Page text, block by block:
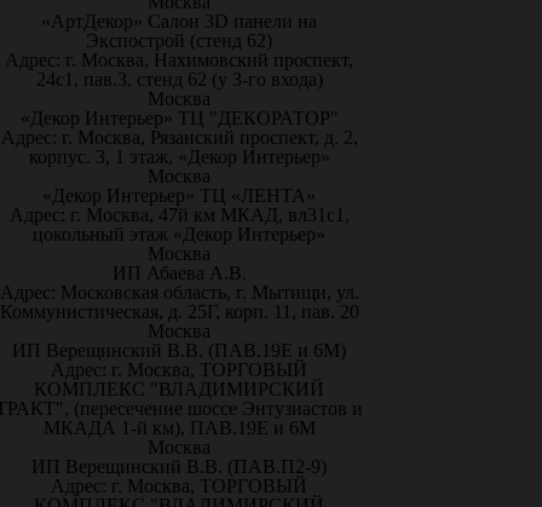
«АртДекор» Салон 3D панели на
Экспострой (стенд 62)
Адрес: г. Москва, Нахимовский проспект,
24с1, пав.3, стенд 62 (у 3-го входа)
Москва
«Декор Интерьер» ТЦ "ДЕКОРАТОР"
Адрес: г. Москва, Рязанский проспект, д. 2,
корпус. 3, 1 этаж, «Декор Интерьер»
Москва
«Декор Интерьер» ТЦ «ЛЕНТА»
Адрес: г. Москва, 47й км МКАД, вл31с1,
цокольный этаж «Декор Интерьер»
Москва
ИП Абаева А.В.
Адрес: Московская область, г. Мытищи, ул.
Коммунистическая, д. 25Г, корп. 11, пав. 20
Москва
ИП Верещинский В.В. (ПАВ.19Е и 6М)
Адрес: г. Москва, ТОРГОВЫЙ
КОМПЛЕКС "ВЛАДИМИРСКИЙ
(пересечение шоссе Энтузиастов и
МКАДА 1-й км), ПАВ.19Е и 6М
Москва
ИП Верещинский В.В. (ПАВ.П2-9)
Адрес: г. Москва, ТОРГОВЫЙ